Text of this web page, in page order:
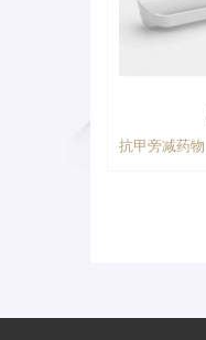
抗甲旁减药物